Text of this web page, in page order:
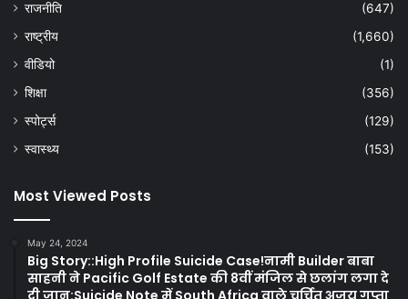
राजनीति
(647)
राष्ट्रीय
(1,660)
वीडियो
(1)
शिक्षा
(356)
स्पोर्ट्स
(129)
स्वास्थ्य
(153)
Most Viewed Posts
May 24, 2024
Big Story::High Profile Suicide Case!नामी Builder बाबा
साहनी ने Pacific Golf Estate की 8वीं मंजिल से छलांग लगा दे